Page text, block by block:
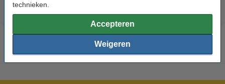
technieken.
Accepteren
Weigeren